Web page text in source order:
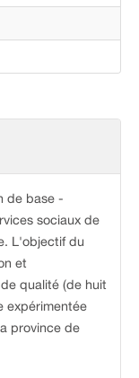
de base -
sociaux de
L'objectif du
et
qualité (de huit
expérimentée
province de